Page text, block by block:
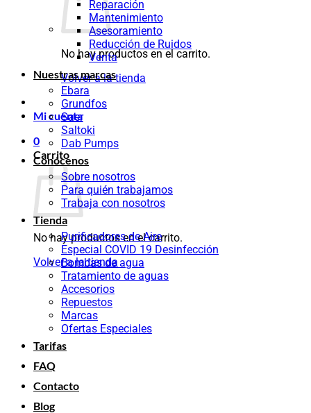
No hay productos en el carrito.
Volver a la tienda
Mi cuenta
0
Carrito
No hay productos en el carrito.
Volver a la tienda
Reparación
Mantenimiento
Asesoramiento
Reducción de Ruidos
Venta
Nuestras marcas
Ebara
Grundfos
Saer
Saltoki
Dab Pumps
Conócenos
Sobre nosotros
Para quién trabajamos
Trabaja con nosotros
Tienda
Purificadores de Aire
Especial COVID 19 Desinfección
Bombas de agua
Tratamiento de aguas
Accesorios
Repuestos
Marcas
Ofertas Especiales
Tarifas
FAQ
Contacto
Blog